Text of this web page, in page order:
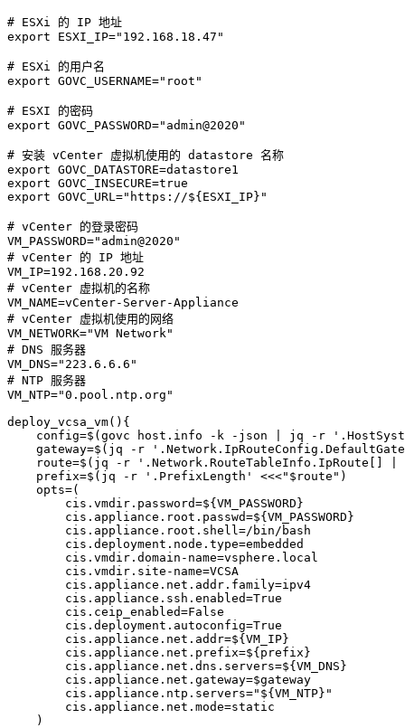
# ESXi 的 IP 地址
export
ESXI_IP="192.168.18.47"
# ESXi 的用户名
export GOVC_USERNAME="root"
# ESXI 的密码
export GOVC_PASSWORD="admin@2020"
# 安装 vCenter 虚拟机使用的 datastore 名称
export GOVC_DATASTORE=
export GOVC_INSECURE=
export GOVC_URL ="https://${ESXI_IP} "
# vCenter 的登录密码
VM_PASSWORD="admin@2020"
# vCenter 的 IP 地址
VM_IP=192.168
# vCenter 虚拟机的名称
VM_NAME=
# vCenter 虚拟机使用的网络
VM_NETWORK="VM Network"
# DNS 服务器
VM_DNS="223.6.6.6"
# NTP 服务器
VM_NTP="0.pool.ntp.org"
deploy_vcsa_vm( ) {
config=$( govc host.info -k -json jq -r
gateway=$( jq -r
route=$( jq -r
'.Network.RouteTableInfo.IpRoute[]
prefix=$( jq -r '.PrefixLength' <<<" $route " )
opts=(
cis.vmdir.password=${VM_PASSWORD}
cis.appliance.root.passwd=${VM_PASSWORD}
cis.appliance.root.shell =/bin/bash
cis.deployment.node.type=embedded
        cis.vmdir.domain-name
=vsphere.local
        cis.vmdir.site-name
=VCSA
cis.appliance.net.addr.family=ipv4
cis.appliance.ssh.enabled=True
cis.ceip_enabled=False
cis.deployment.autoconfig=True
cis.appliance.net.addr=${VM_IP}
cis.appliance.net.prefix=${prefix}
cis.appliance.net.dns.servers=${VM_DNS}
cis.appliance.net.gateway=$gateway
cis.appliance.ntp.servers=" ${VM_NTP} "
cis.appliance.net.mode=static
)